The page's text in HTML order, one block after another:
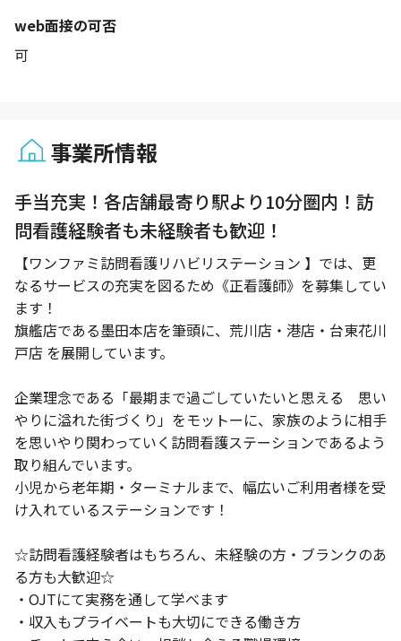
web面接の可否
可
事業所情報
手当充実！各店舗最寄り駅より10分圏内！訪
問看護経験者も未経験者も歓迎！
【ワンファミ訪問看護リハビリステーション 】では、更
なるサービスの充実を図るため《正看護師》を募集してい
ます！
旗艦店である墨田本店を筆頭に、荒川店・港店・台東花川
戸店 を展開しています。
企業理念である「最期まで過ごしていたいと思える 思い
やりに溢れた街づくり」をモットーに、家族のように相手
を思いやり関わっていく訪問看護ステーションであるよう
取り組んでいます。
小児から老年期・ターミナルまで、幅広いご利用者様を受
け入れているステーションです！
☆訪問看護経験者はもちろん、未経験の方・ブランクのあ
る方も大歓迎☆
・OJTにて実務を通して学べます
・収入もプライベートも大切にできる働き方